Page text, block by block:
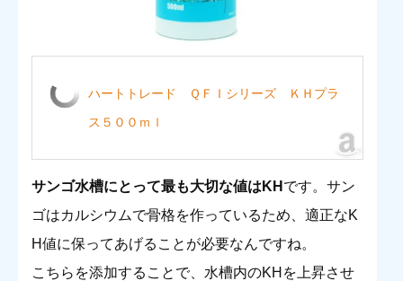
ハートトレード ＱＦＩシリーズ ＫＨプラ
ス５００ｍｌ
サンゴ水槽にとって最も大切な値はKH です。サン
ゴはカルシウムで骨格を作っているため、適正なK
H値に保ってあげることが必要なんですね。
こちらを添加することで、水槽内のKHを上昇させ